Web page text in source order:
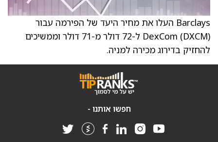
Barclays העלו את מחיר היעד של הפירמה עבור
DexCom (DXCM) ל-72 דולר מ-71 דולר וממשיכים
להחזיק בדירוג מכירה למניה.
חפשו אותנו -